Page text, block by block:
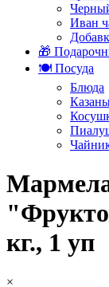
Иван
🎁
🍽️ Посуда
Блюда
кг., 1 уп
×